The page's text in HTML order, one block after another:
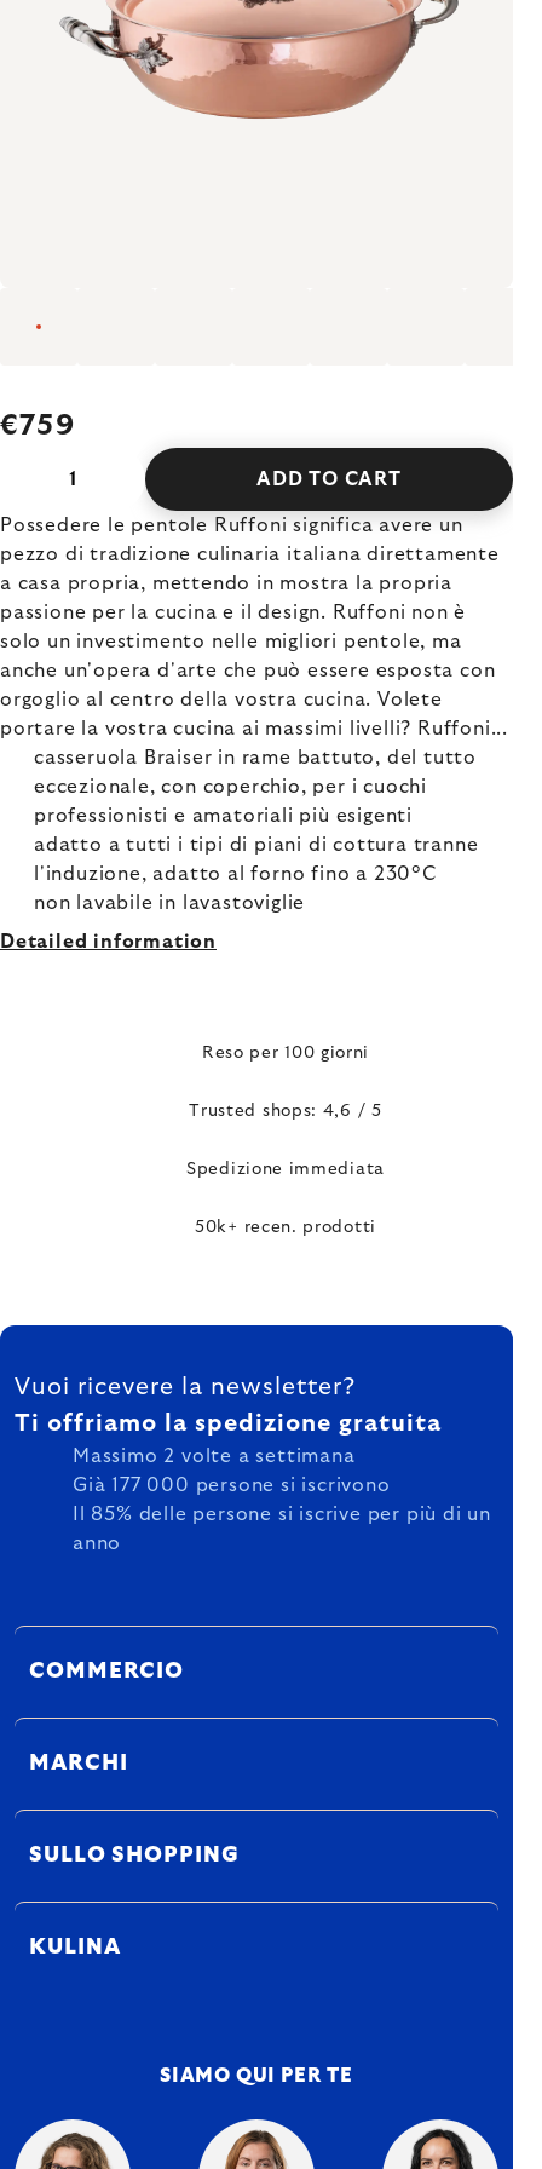
€759
ADD TO CART
Possedere le pentole Ruffoni significa avere un
pezzo di tradizione culinaria italiana direttamente
a casa propria, mettendo in mostra la propria
passione per la cucina e il design. Ruffoni non è
solo un investimento nelle migliori pentole, ma
anche un'opera d'arte che può essere esposta con
orgoglio al centro della vostra cucina. Volete
portare la vostra cucina ai massimi livelli? Ruffoni...
casseruola Braiser in rame battuto, del tutto
eccezionale, con coperchio, per i cuochi
professionisti e amatoriali più esigenti
adatto a tutti i tipi di piani di cottura tranne
l'induzione, adatto al forno fino a 230°C
non lavabile in lavastoviglie
Detailed information
Reso per 100 giorni
Trusted shops: 4,6 / 5
Spedizione immediata
50k+ recen. prodotti
FOOTER
Vuoi ricevere la newsletter?
Ti offriamo la spedizione gratuita
Massimo 2 volte a settimana
Già 177 000 persone si iscrivono
Il 85% delle persone si iscrive per più di un
anno
COMMERCIO
MARCHI
SULLO SHOPPING
KULINA
SIAMO QUI PER TE